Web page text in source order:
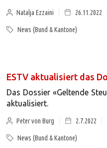
Natalja Ezzaini 26.11.2022
News (Bund & Kantone)
ESTV aktualisiert das
Das Dossier «Geltende
aktualisiert.
Peter von Burg 2.7.2022
News (Bund & Kantone)